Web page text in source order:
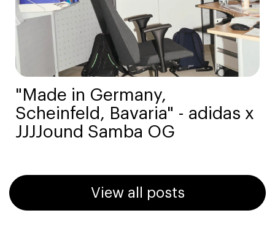
"Made in Germany,
Scheinfeld, Bavaria" - adidas x
JJJJound Samba OG
View all posts